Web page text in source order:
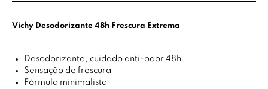
Vichy Desodorizante 48h Frescura Extrema
Desodorizante, cuidado anti-odor 48h
Sensação de frescura
Fórmula minimalista